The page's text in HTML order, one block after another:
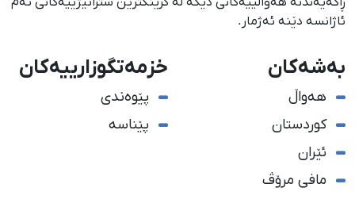
ئاژانسە دێنە ئەژمار.
بەشەکان
هەواڵ
کوردستان
ئێران
مافی مرۆڤ
خزمەتگوزارییەکان
پێوەندی
پێناسە